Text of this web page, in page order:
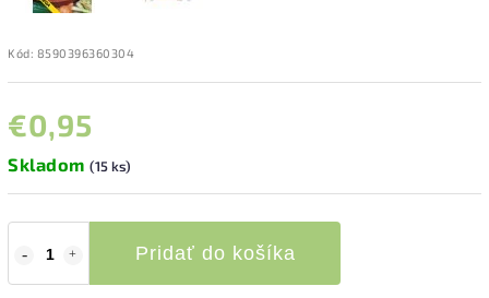
Kód: 8590396360304
€0,95
Skladom (15 ks)
Pridať do košíka